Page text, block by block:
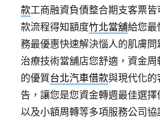
款工商融資負債整合期支客票
款流程得知額度竹北當舖給您最
務最優惠快速解決惱人的肌膚問
治療技術當舖店您舒適，資金
的優質台北汽車借款與現代化
告，讓您是您資金轉週最佳選擇
以及小額周轉等多項服務公司